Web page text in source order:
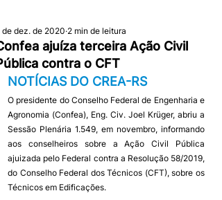
ajuíza terceira Ação Civil
contra o CFT
de dez. de 2020 2 min de leitura
NOTÍCIAS DO CREA-RS
O presidente do Conselho Federal de Engenharia e
Agronomia (Confea), Eng. Civ. Joel Krüger, abriu a
Sessão Plenária 1.549, em novembro, informando
aos conselheiros sobre a Ação Civil Pública
ajuizada pelo Federal contra a Resolução 58/2019,
do Conselho Federal dos Técnicos (CFT), sobre os
Técnicos em Edificações.